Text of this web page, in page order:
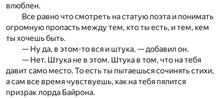
влюблен.
Все равно что смотреть на статую поэта и понимать
огромную пропасть между тем, кто ты есть, и тем, кем
ты хочешь быть.
— Ну да, в этом-то вся и штука, — добавил он.
— Нет. Штука не в этом. Штука в том, что на тебя
давит само место. То есть ты пытаешься сочинять стихи,
а сам все время чувствуешь, как на тебя пялится
призрак лорда Байрона.